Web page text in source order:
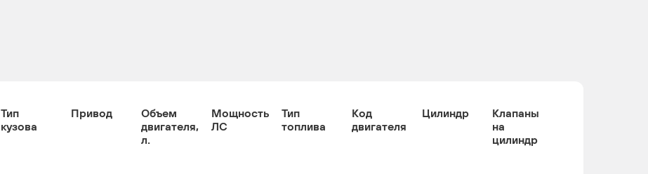
Тип
кузова
Привод
Объем
двигателя,
л.
Мощность
ЛС
Тип
топлива
Код
двигателя
Цилиндр
Клапаны
на
цилиндр